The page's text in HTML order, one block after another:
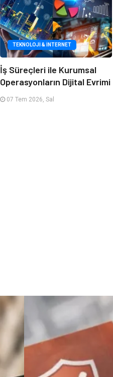
TEKNOLOJI & İNTERNET
İş Süreçleri ile Kurumsal
Operasyonların Dijital Evrimi
07 Tem 2026, Sal